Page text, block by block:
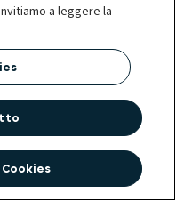
a leggere la